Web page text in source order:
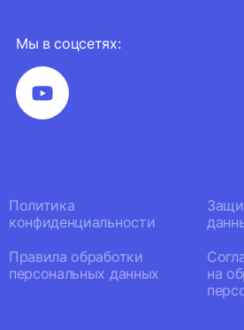
Мы в соцсетях:
Политика
конфиденциальности
Правила обработки
персональных данных
на